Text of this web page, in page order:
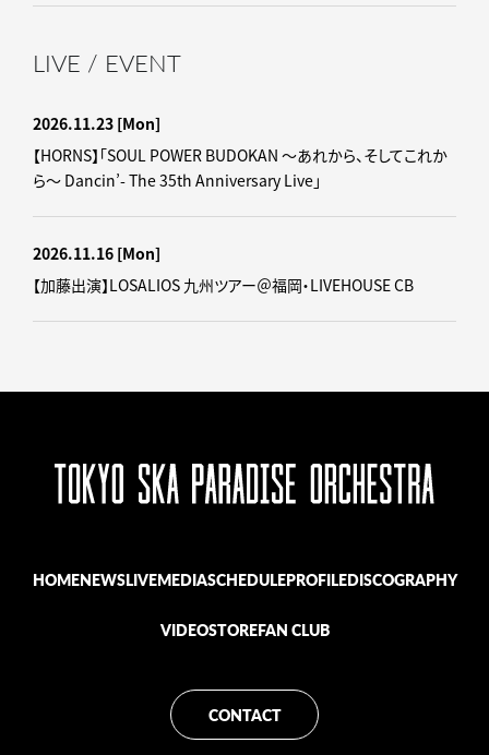
LIVE / EVENT
2026.11.23 [Mon]
【HORNS】「SOUL POWER BUDOKAN ～あれから、そしてこれか
ら～ Dancin’- The 35th Anniversary Live」
2026.11.16 [Mon]
【加藤出演】LOSALIOS 九州ツアー＠福岡・LIVEHOUSE CB
HOMENEWSLIVEMEDIASCHEDULEPROFILEDISCOGRAPHY
VIDEOSTOREFAN CLUB
CONTACT